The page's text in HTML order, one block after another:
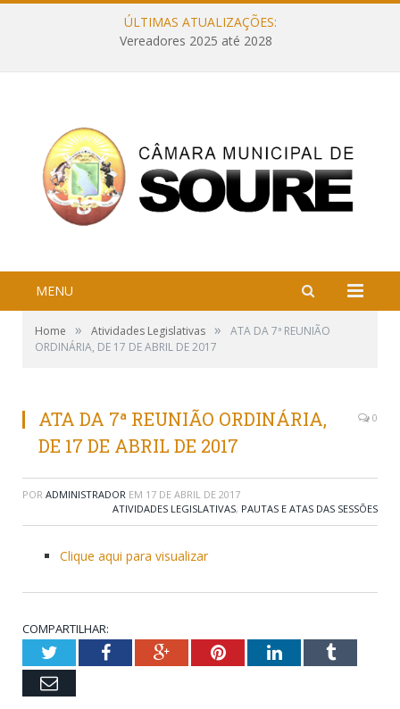
ÚLTIMAS ATUALIZAÇÕES:
Vereadores 2025 até 2028
MENU
Home » Atividades Legislativas »
ATA DA 7ª REUNIÃO
ORDINÁRIA, DE 17 DE ABRIL DE 2017
ATA DA 7ª REUNIÃO ORDINÁRIA,
DE 17 DE ABRIL DE 2017
0
POR ADMINISTRADOR EM 17 DE ABRIL DE 2017
ATIVIDADES LEGISLATIVAS, PAUTAS E ATAS DAS SESSÕES
Clique aqui para visualizar
COMPARTILHAR:
TwitterFacebookGoogle+PinterestLinkedInTumblr
Email